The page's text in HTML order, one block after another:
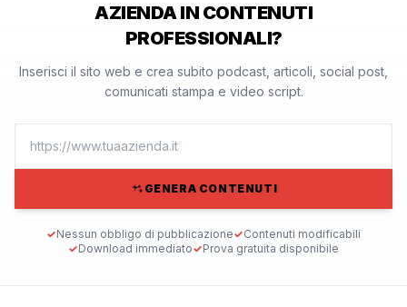
AZIENDA IN CONTENUTI
PROFESSIONALI?
Inserisci il sito web e crea subito podcast, articoli, social post,
comunicati stampa e video script.
GENERA CONTENUTI
✓Nessun obbligo di pubblicazione✓Contenuti modificabili
✓Download immediato✓Prova gratuita disponibile